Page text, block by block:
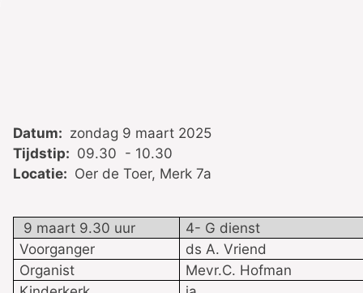
Datum: zondag 9 maart 2025
Tijdstip: 09.30 - 10.30
Locatie: Oer de Toer, Merk 7a
9 maart 9.30 uur
4- G dienst
Voorganger
ds A. Vriend
Organist
Mevr.C. Hofman